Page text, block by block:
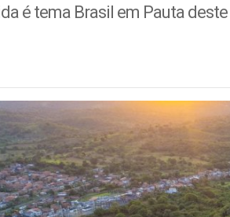
é tema Brasil em Pauta